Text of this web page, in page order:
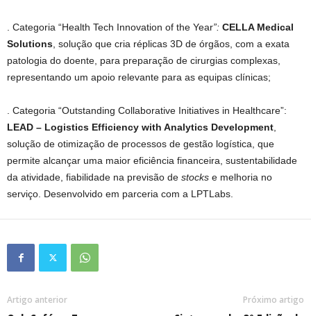
. Categoria “Health Tech Innovation of the Year”: CELLA Medical
Solutions , solução que cria réplicas 3D de órgãos, com a exata
patologia do doente, para preparação de cirurgias complexas,
representando um apoio relevante para as equipas clínicas;
. Categoria “Outstanding Collaborative Initiatives in Healthcare”:
LEAD – Logistics Efficiency with Analytics Development
solução de otimização de processos de gestão logística, que
permite alcançar uma maior eficiência financeira, sustentabilidade
da atividade, fiabilidade na previsão de stocks e melhoria no
serviço. Desenvolvido em parceria com a LPTLabs.
Artigo anterior Próximo artigo